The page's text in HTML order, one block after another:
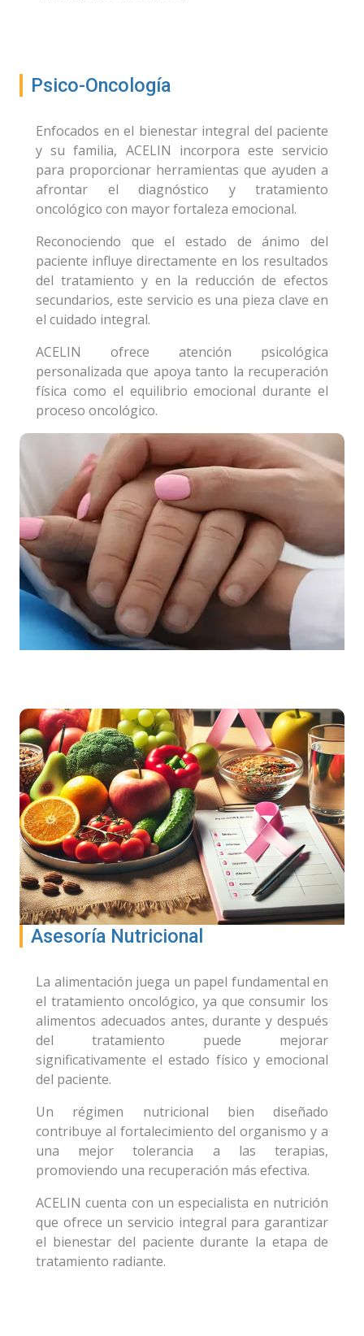
Psico-Oncología
Enfocados en el bienestar integral del paciente
y su familia, ACELIN incorpora este servicio
para proporcionar herramientas que ayuden a
afrontar el diagnóstico y tratamiento
oncológico con mayor fortaleza emocional.
Reconociendo que el estado de ánimo del
paciente influye directamente en los resultados
del tratamiento y en la reducción de efectos
secundarios, este servicio es una pieza clave en
el cuidado integral.
ACELIN ofrece atención psicológica
personalizada que apoya tanto la recuperación
física como el equilibrio emocional durante el
proceso oncológico.
Asesoría Nutricional
La alimentación juega un papel fundamental en
el tratamiento oncológico, ya que consumir los
alimentos adecuados antes, durante y después
del tratamiento puede mejorar
significativamente el estado físico y emocional
del paciente.
Un régimen nutricional bien diseñado
contribuye al fortalecimiento del organismo y a
una mejor tolerancia a las terapias,
promoviendo una recuperación más efectiva.
ACELIN cuenta con un especialista en nutrición
que ofrece un servicio integral para garantizar
el bienestar del paciente durante la etapa de
tratamiento radiante.